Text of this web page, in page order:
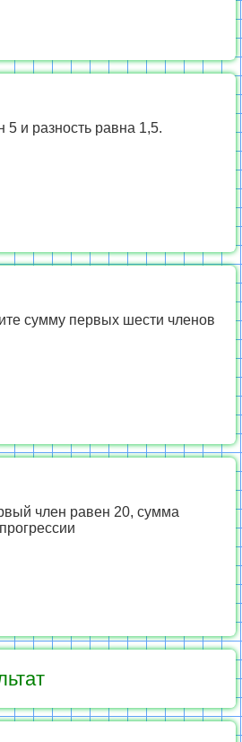
и разность равна 1,5.
сумму первых шести членов
член равен 20, сумма